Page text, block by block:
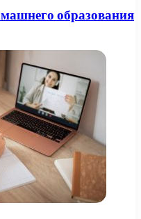
образования